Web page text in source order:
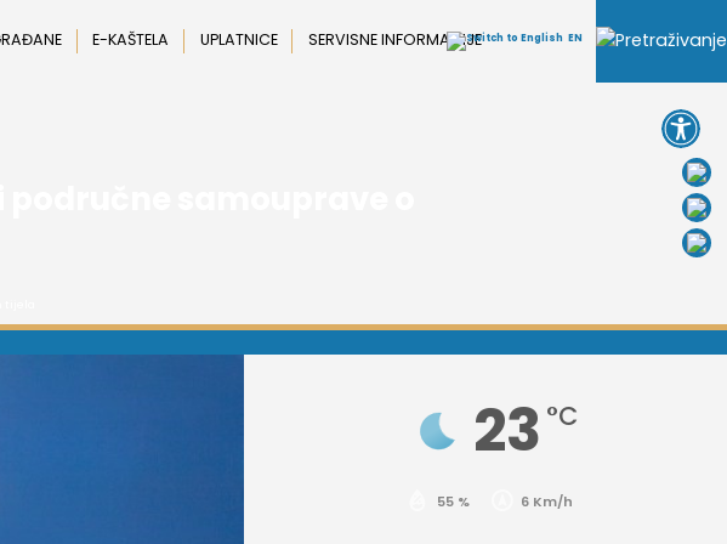
E-KAŠTELA UPLATNICE SERVISNE INFORMACIJE EN
23 °C
55 % 6 Km/h